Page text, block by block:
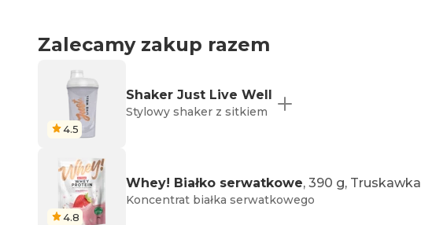
Zalecamy zakup razem
4.5
Shaker Just Live Well
Stylowy shaker z sitkiem
4.8
Whey! Białko serwatkowe, 390 g, Truskawka
Koncentrat białka serwatkowego